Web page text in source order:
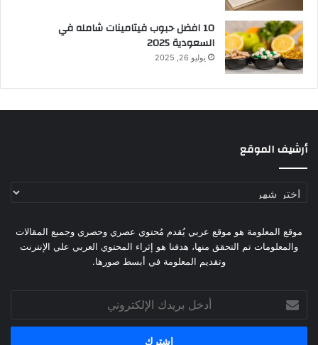
10 افضل حبوب فيتامينات شامله​ في
السعودية 2025
يوليو 26, 2025
أرشيف الموقع
أرشيف
موقع المعلومة هو موقع عربي يُقدم مُحتوي عصري وحصري وجميع المقالات
والمعلومات تم التحقق منها، هدفنا هو إثراء المحتوي العربي علي الإنترنت
وتقديم المعلومة في أبسط صورها.
بريدك
الإلكتروني